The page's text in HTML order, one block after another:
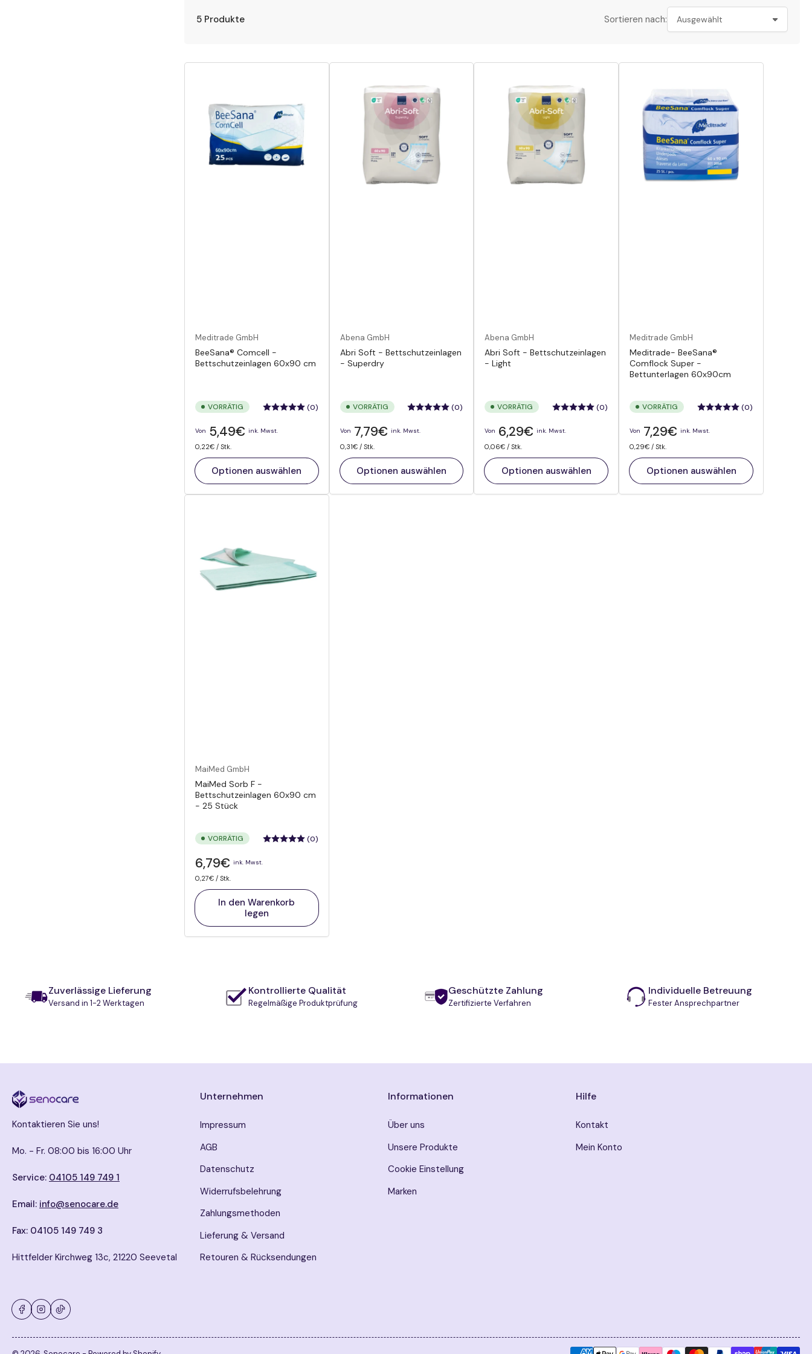
Sortieren nach:
5 Produkte
Meditrade GmbH
BeeSana® Comcell -
Bettschutzeinlagen 60x90 cm
VORRÄTIG (0)
Normaler
Preis
Von 5,49€ ink. Mwst.
Preis
pro
Einheit
0,22€ / pro
Stk.
Optionen auswählen
Abena GmbH
Abri Soft - Bettschutzeinlagen
- Superdry
VORRÄTIG (0)
Normaler
Preis
Von 7,79€ ink. Mwst.
Preis
pro
Einheit
0,31€ / pro
Stk.
Optionen auswählen
Abena GmbH
Abri Soft - Bettschutzeinlagen
- Light
VORRÄTIG (0)
Normaler
Preis
Von 6,29€ink. Mwst.
Preis
pro
Einheit
0,06€ / pro
Stk.
Optionen auswählen
Meditrade GmbH
Meditrade- BeeSana®
Comflock Super -
Bettunterlagen 60x90cm
VORRÄTIG (0)
Normaler
Preis
Von 7,29€ink. Mwst.
Preis
pro
Einheit
0,29€ / pro
Stk.
Optionen auswählen
MaiMed GmbH
MaiMed Sorb F -
Bettschutzeinlagen 60x90 cm
- 25 Stück
VORRÄTIG (0)
Normaler
Preis
6,79€ ink. Mwst.
Preis
pro
Einheit
0,27€ / pro
Stk.
In den Warenkorb
legen
Zuverlässige Lieferung
Versand in 1-2 Werktagen
Kontrollierte Qualität
Regelmäßige Produktprüfung
Geschützte Zahlung
Zertifizierte Verfahren
Individuelle Betreuung
Fester Ansprechpartner
Kontaktieren Sie uns!
Mo. - Fr. 08:00 bis 16:00 Uhr
Service: 04105 149 749 1
Email: info@senocare.de
Fax: 04105 149 749 3
Hittfelder Kirchweg 13c, 21220 Seevetal
Unternehmen
Impressum
AGB
Datenschutz
Widerrufsbelehrung
Zahlungsmethoden
Lieferung & Versand
Retouren & Rücksendungen
Informationen
Über uns
Unsere Produkte
Cookie Einstellung
Marken
Hilfe
Kontakt
Mein Konto
Facebook
Instagram
TikTok